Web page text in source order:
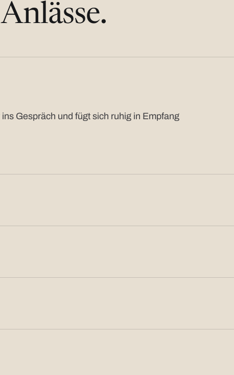
Gespräch und fügt sich ruhig in Empfang